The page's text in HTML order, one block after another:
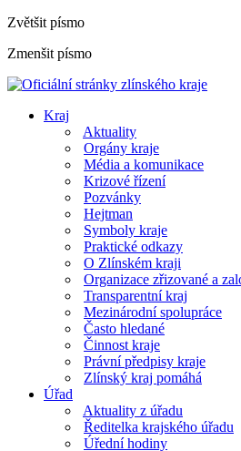
Zvětšit písmo
Zmenšit písmo
Kraj
Aktuality
Orgány kraje
Média a komunikace
Krizové řízení
Pozvánky
Hejtman
Symboly kraje
Praktické odkazy
O Zlínském kraji
Organizace zřizované a
Transparentní kraj
Mezinárodní spolupráce
Často hledané
Činnost kraje
Právní předpisy kraje
Zlínský kraj pomáhá
Úřad
Aktuality z úřadu
Ředitelka krajského úřadu
Úřední hodiny